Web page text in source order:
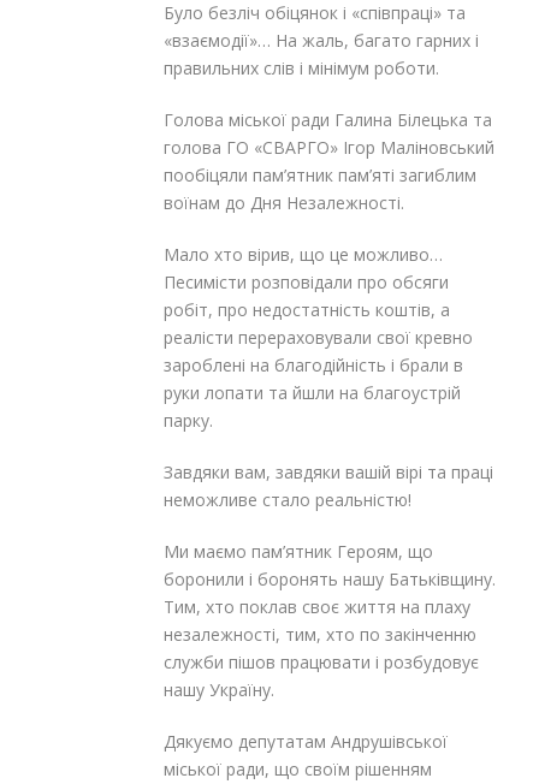
Було безліч обіцянок і «співпраці» та
«взаємодії»… На жаль, багато гарних і
правильних слів і мінімум роботи.
Голова міської ради Галина Білецька та
голова ГО «СВАРГО» Ігор Маліновський
пообіцяли пам’ятник пам’яті загиблим
воїнам до Дня Незалежності.
Мало хто вірив, що це можливо…
Песимісти розповідали про обсяги
робіт, про недостатність коштів, а
реалісти перераховували свої кревно
зароблені на благодійність і брали в
руки лопати та йшли на благоустрій
парку.
Завдяки вам, завдяки вашій вірі та праці
неможливе стало реальністю!
Ми маємо пам’ятник Героям, що
боронили і боронять нашу Батьківщину.
Тим, хто поклав своє життя на плаху
незалежності, тим, хто по закінченню
служби пішов працювати і розбудовує
нашу Україну.
Дякуємо депутатам Андрушівської
міської ради, що своїм рішенням